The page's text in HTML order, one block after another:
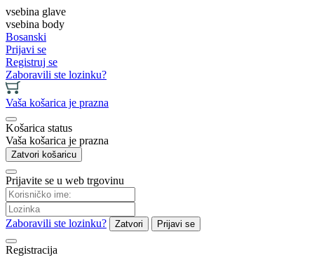
vsebina glave
vsebina body
Bosanski
Prijavi se
Registruj se
Zaboravili ste lozinku?
Vaša košarica je prazna
Košarica status
Vaša košarica je prazna
Zatvori košaricu
Prijavite se u web trgovinu
Zaboravili ste lozinku? Zatvori Prijavi se
Registracija